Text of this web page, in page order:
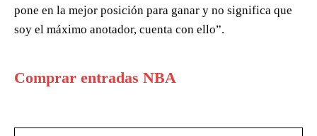
pone en la mejor posición para ganar y no significa que
soy el máximo anotador, cuenta con ello”.
Comprar entradas NBA